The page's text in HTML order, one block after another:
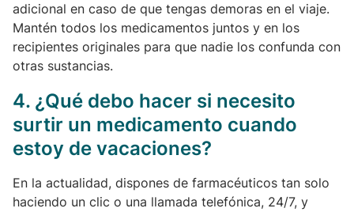
adicional en caso de que tengas demoras en el viaje.
Mantén todos los medicamentos juntos y en los
recipientes originales para que nadie los confunda con
otras sustancias.
4. ¿Qué debo hacer si necesito
surtir un medicamento cuando
estoy de vacaciones?
En la actualidad, dispones de farmacéuticos tan solo
haciendo un clic o una llamada telefónica, 24/7, y